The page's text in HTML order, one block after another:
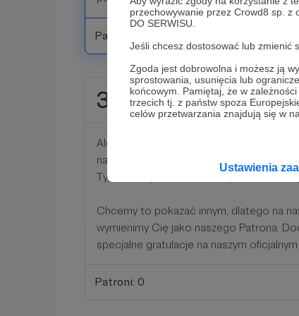
przechowywanie przez Crowd8 sp. z
DO SERWISU.
Jeśli chcesz dostosować lub zmienić
Zgoda jest dobrowolna i możesz ją
sprostowania, usunięcia lub
końcowym. Pamiętaj, że w
trzecich tj. z państw spoza
celów przetwarzania znajdują się w
Ustawienia
Patroni: 0
30 zł miesięcznie
Ależ się cieszymy, że rozważasz tę
naszej codziennej pracy, ale i realna
Ty, możemy zmieniać rzeczywistość na
Chcemy to pokazać innym, dlatego na
wymienimy Cię jako naszego Patrona.
specjalne gratulacje na naszym
Patroni: 0